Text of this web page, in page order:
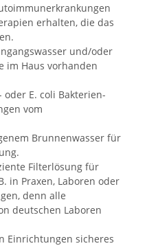
erhalten, die das
und/oder
im Haus vorhanden
oder E. coli Bakterien-
vom
Brunnenwasser für
Filterlösung für
in Praxen, Laboren oder
denn alle
deutschen Laboren
Einrichtungen sicheres